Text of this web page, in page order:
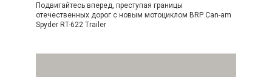
Подвигайтесь вперед, преступая границы
отечественных дорог с новым мотоциклом BRP Can-am
Spyder RT-622 Trailer